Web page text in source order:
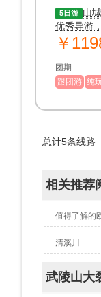
5日游 山
优秀导游
￥
团期
跟团游 纯
总计5条线路
相关推荐
值得了解的
清溪川
武陵山大